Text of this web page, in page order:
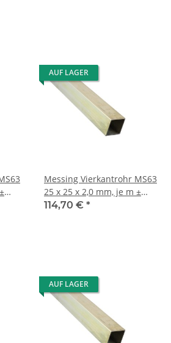
AUF LAGER
Messing Vierkantrohr MS63
25 x 25 x 2,0 mm, je m ±
5mm
114,70 € *
AUF LAGER